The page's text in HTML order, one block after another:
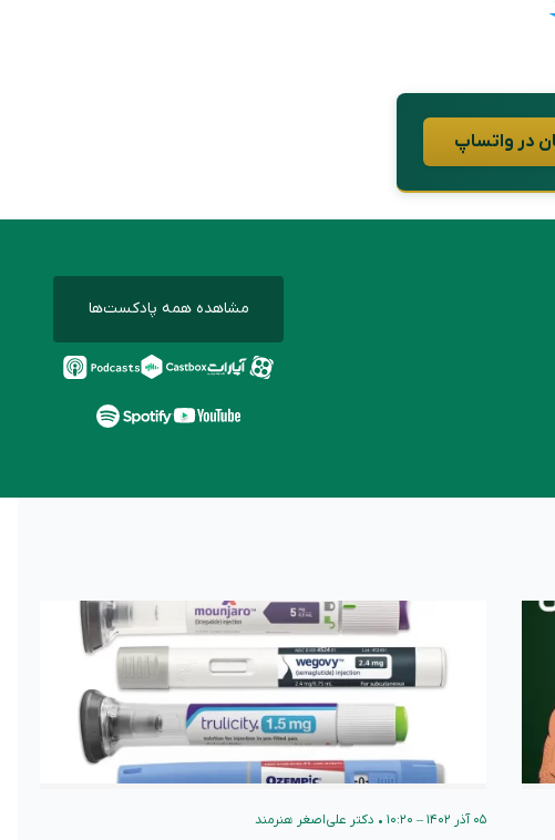
مشاهده همه پادکست‌ها
۰۵ آذر ۱۴۰۲ – ۱۰:۲۰ • دکتر علی‌اصغر هنرمند